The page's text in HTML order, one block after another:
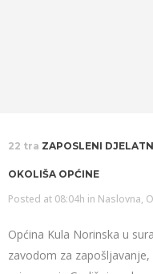
22 tra ZAPOSLENI
OKOLIŠA OPĆINE
Posted at 08:04h in Naslovna,
Općina Kula Norinska u
zavodom za zapošljavanje,